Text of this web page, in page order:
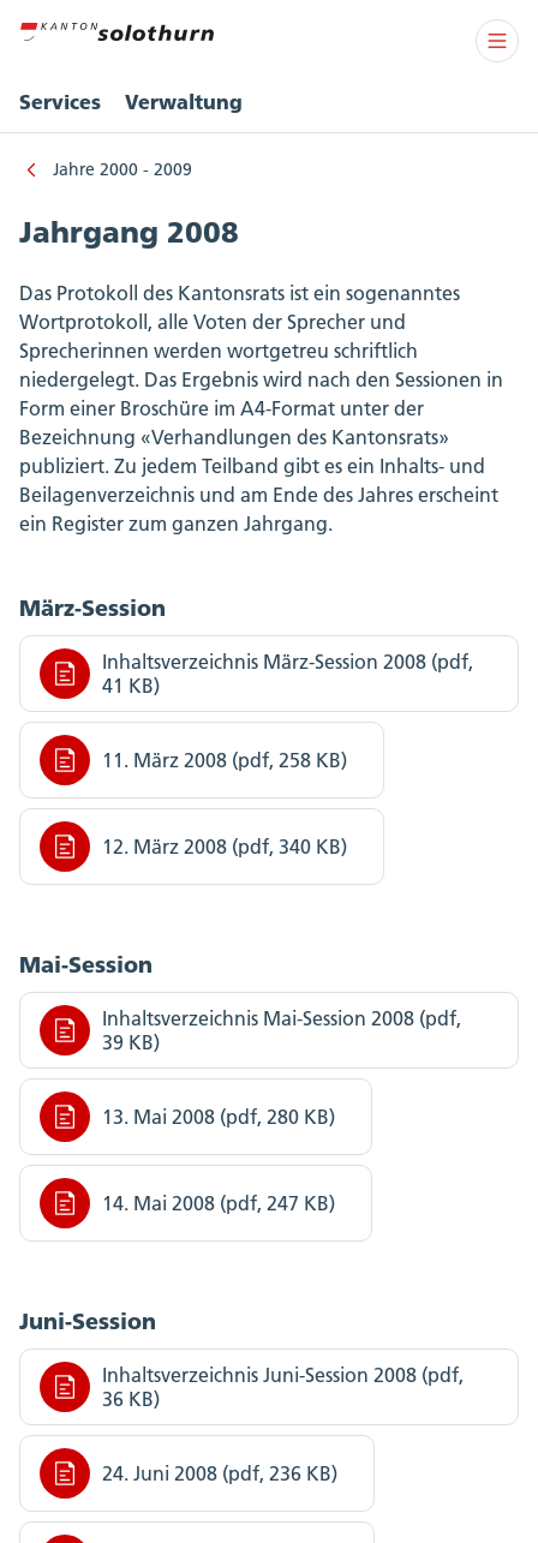
Services Verwaltung
Jahre 2000 - 2009
Jahrgang 2008
Das Protokoll des Kantonsrats ist ein sogenanntes
Wortprotokoll, alle Voten der Sprecher und
Sprecherinnen werden wortgetreu schriftlich
niedergelegt. Das Ergebnis wird nach den Sessionen in
Form einer Broschüre im A4-Format unter der
Bezeichnung «Verhandlungen des Kantonsrats»
publiziert. Zu jedem Teilband gibt es ein Inhalts- und
Beilagenverzeichnis und am Ende des Jahres erscheint
ein Register zum ganzen Jahrgang.
März-Session
Inhaltsverzeichnis März-Session 2008 (pdf,
41 KB)
11. März 2008 (pdf, 258 KB)
12. März 2008 (pdf, 340 KB)
Mai-Session
Inhaltsverzeichnis Mai-Session 2008 (pdf,
39 KB)
13. Mai 2008 (pdf, 280 KB)
14. Mai 2008 (pdf, 247 KB)
Juni-Session
Inhaltsverzeichnis Juni-Session 2008 (pdf,
36 KB)
24. Juni 2008 (pdf, 236 KB)